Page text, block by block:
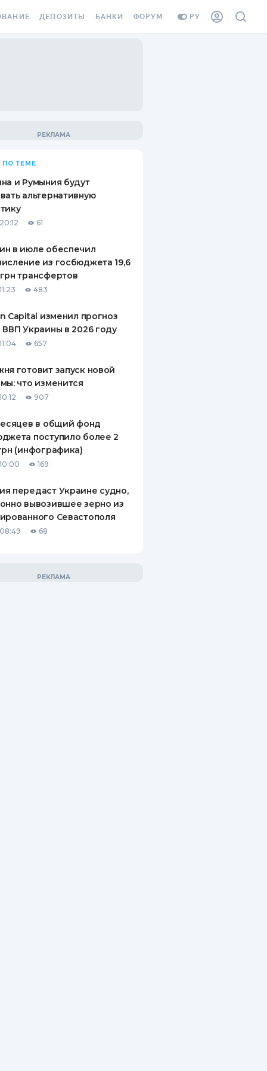
РУ
ВИНЬЕТКА
СОТРУДНИКОВ
ОТ
СЛУЧАЕВ
ПО
ПОЛИСЫ
КОМПАНИИ
О СТРАХОВЫХ
ДЕПОЗИТЫ
ВОПРОСЫ И ОТВЕТЫ
СБЕРЕЖЕНИЯМ
БАНКИ ФОРУМ
ПО ТЕМЕ
и Румыния будут
альтернативную
61
в июле обеспечил
из госбюджета 19,6
трансфертов
483
Capital изменил прогноз
ВВП Украины в 2026 году
657
готовит запуск новой
что изменится
907
в общий фонд
поступило более 2
(инфографика)
169
передаст Украине судно,
вывозившее зерно из
Севастополя
68